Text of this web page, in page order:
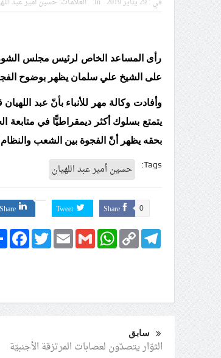
الموقف
مقال: عاشوراء
الفقيه
انطلاق
علماء
رأى المساعد الخاص لرئيس ​مجلس
على الشيخ ​علي سلمان​ يظهر بوضوح
وأفادت وكالة مهر للأنباء بأنّ عبد
يتمتع بسلوك أكثر ديمقراطيًّا في متابعة
بحقه يظهر أنّ الفجوة بين الشعب
Tags: حسين أمير عبد اللهيان
Share 0
Tweet
Share
TwitterEmailGmail
WhatsApp Copy
Link
Telegram
سابق
الثوّار يتصدّون لعصابات المرتزقة الأجنبيّة